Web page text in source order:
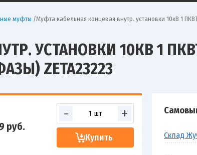
муфты /Муфта кабельная концевая внутр. установки 10кВ 1
УСТАНОВКИ 10КВ 1
ZETA23223
руб.
- +
Купить Склад